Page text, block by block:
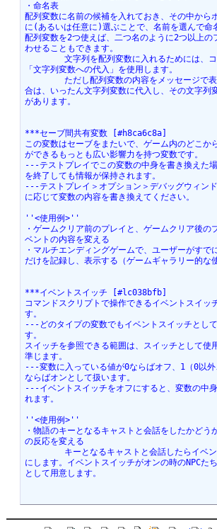
・命名表
配列変数に名前の候補を入れておき、その中から
に(あるいは任意に)選ぶことで、名前を選んで命
配列変数を2つ使えば、二つ名のように2つ以上の
わせることもできます。
「文字列変数への代入」を使用します。
合は、いったん文字列変数に代入し、その文字列
があります。
***セーブ間共有変数 [#h8ca6c8a]
この変数はセーブをまたいで、ゲーム内のどこか
ができるもっとも広い影響力を持つ変数です。
---テストプレイでこの変数の中身を書き換えた
を終了しても情報が保持されます。
---テストプレイ＞オプション＞デバッグウィン
に応じて変数の内容を書き換えてください。
''<使用例>''
・ゲームクリア前のプレイと、ゲームクリア後の
ベントの内容を変える
・マルチエンディングゲームで、ユーザーがすで
だけを記録し、表示する（ゲームギャラリー的な
***イベントスイッチ [#lc038bfb]
コマンドスクリプトで操作できるイベントスイッ
す。
---どのタイプの変数でもイベントスイッチとし
す。
スイッチを参照できる範囲は、スイッチとして使
準じます。
---変数に入っている値が0ならばオフ、1（0以外
ならばオンとして扱います。
---イベントスイッチをオフにすると、変数の中
れます。
''<使用例>''
・物語のキーとなるキャストと会話をしたかどう
の反応を変える
にします。イベントスイッチがオンの時のNPCた
として用意します。